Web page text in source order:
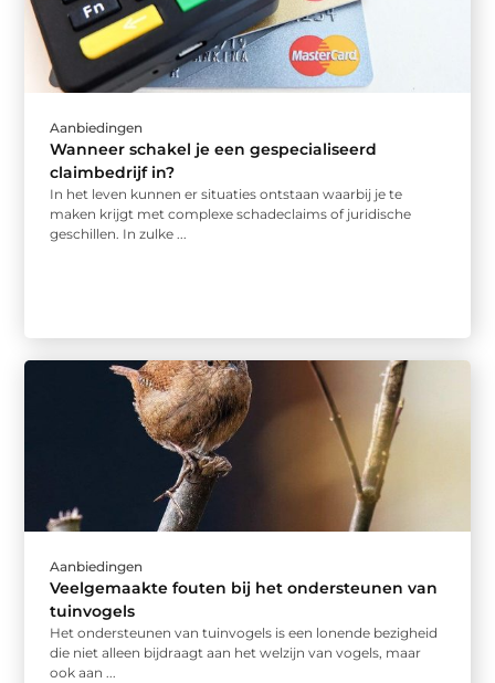
Aanbiedingen
Wanneer schakel je een gespecialiseerd
claimbedrijf in?
In het leven kunnen er situaties ontstaan waarbij je te
maken krijgt met complexe schadeclaims of juridische
geschillen. In zulke ...
Aanbiedingen
Veelgemaakte fouten bij het ondersteunen van
tuinvogels
Het ondersteunen van tuinvogels is een lonende bezigheid
die niet alleen bijdraagt aan het welzijn van vogels, maar
ook aan ...